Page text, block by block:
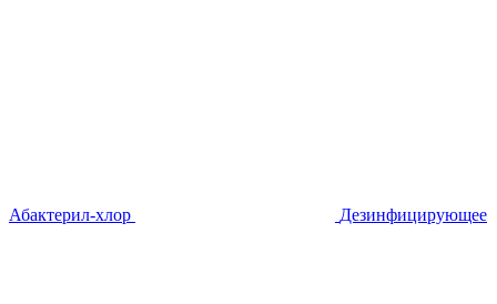
Абактерил-хлор Дезинфицирующее